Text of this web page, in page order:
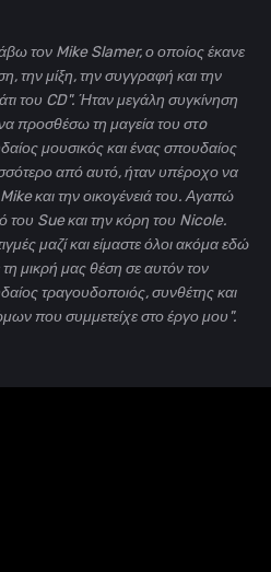
τον Mike Slamer, ο οποίος έκανε
την μίξη, την συγγραφή και την
του CD". Ήταν μεγάλη συγκίνηση
προσθέσω τη μαγεία του στo
μουσικός και ένας σπουδαίος
από αυτό, ήταν υπέροχο να
και την οικογένειά του. Αγαπώ
του Sue και την κόρη του Nicole.
μαζί και είμαστε όλοι ακόμα εδώ
μικρή μας θέση σε αυτόν τον
τραγουδοποιός, συνθέτης και
που συμμετείχε στο έργο μου".